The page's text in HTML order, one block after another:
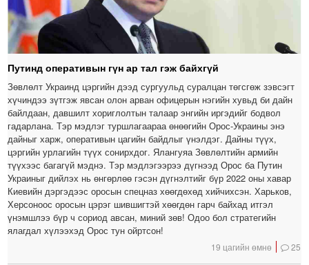
Путинд оперативын гүн ар тал гэж байхгүй
Зөвлөлт Украинд цэргийн дээд сургуульд суралцан төгсгөж зэвсэгт
хүчиндээ зүтгэж явсан олон арван офицерын нэгийн хувьд би дайн
байлдаан, давшилт хориглолтын талаар энгийн иргэдийг бодвол
гадарлана. Тэр мэдлэг туршлагаараа өнөөгийн Орос-Украины энэ
дайныг харж, оперативын цагийн байдлыг үнэлдэг. Дайны түүх,
цэргийн урлагийн түүх сонирхдог. Ялангуяа Зөвлөлтийн армийн
түүхээс багагүй мэднэ. Тэр мэдлэгээрээ дүгнээд Орос ба Путин
Украиныг дийлэх нь өнгөрлөө гэсэн дүгнэлтийг бүр 2022 оны хавар
Киевийн дэргэдээс оросын спецназ хөөгдөхөд хийчихсэн. Харьков,
Херсоноос оросын цэрэг шившигтэй хөөгдөн гарч байхад итгэл
үнэмшлээ бүр ч сориод авсан, миний зөв! Одоо бол стратегийн
ялагдал хүлээхэд Орос тун ойртсон!
19 цагийн өмнө 25